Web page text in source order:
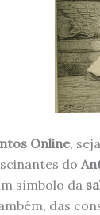
Online,
do
símbolo da
das